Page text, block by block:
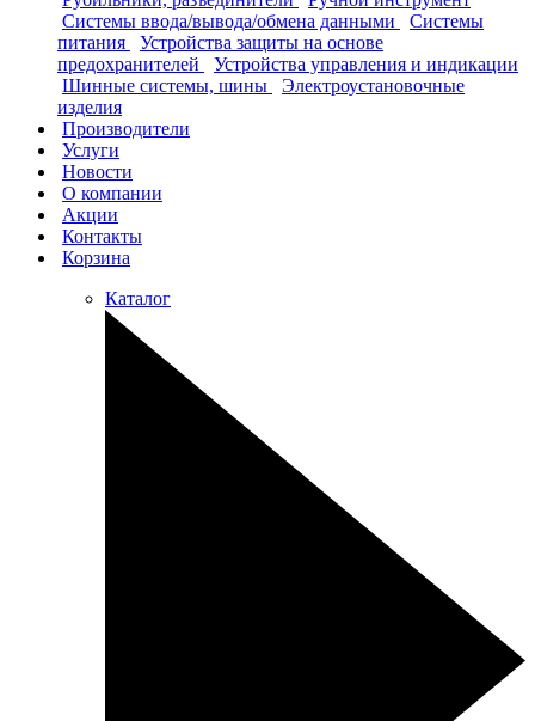
Системы ввода/вывода/обмена данными
Системы
питания
Устройства защиты на основе
предохранителей
Устройства управления и индикации
Шинные системы, шины
Электроустановочные
изделия
Производители
Услуги
Новости
О компании
Акции
Контакты
Корзина
Каталог